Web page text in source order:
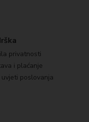
privatnosti
i plaćanje
uvjeti poslovanja